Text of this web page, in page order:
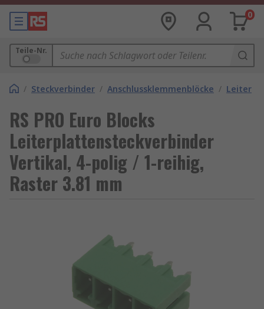
0
Teile-Nr.
/ Steckverbinder / Anschlussklemmenblöcke /
RS PRO Euro Blocks
Leiterplattensteckverbinder
Vertikal, 4-polig / 1-reihig,
Raster 3.81 mm